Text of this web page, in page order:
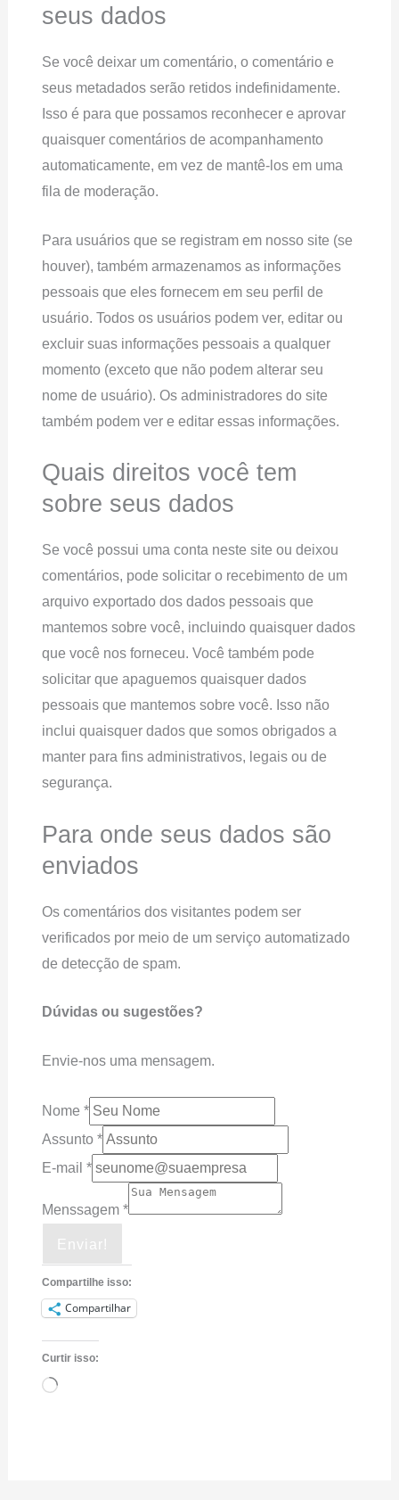
seus dados
Se você deixar um comentário, o comentário e
seus metadados serão retidos indefinidamente.
Isso é para que possamos reconhecer e aprovar
quaisquer comentários de acompanhamento
automaticamente, em vez de mantê-los em uma
fila de moderação.
Para usuários que se registram em nosso site (se
houver), também armazenamos as informações
pessoais que eles fornecem em seu perfil de
usuário. Todos os usuários podem ver, editar ou
excluir suas informações pessoais a qualquer
momento (exceto que não podem alterar seu
nome de usuário). Os administradores do site
também podem ver e editar essas informações.
Quais direitos você tem
sobre seus dados
Se você possui uma conta neste site ou deixou
comentários, pode solicitar o recebimento de um
arquivo exportado dos dados pessoais que
mantemos sobre você, incluindo quaisquer dados
que você nos forneceu. Você também pode
solicitar que apaguemos quaisquer dados
pessoais que mantemos sobre você. Isso não
inclui quaisquer dados que somos obrigados a
manter para fins administrativos, legais ou de
segurança.
Para onde seus dados são
enviados
Os comentários dos visitantes podem ser
verificados por meio de um serviço automatizado
de detecção de spam.
Dúvidas ou sugestões?
Envie-nos uma mensagem.
Nome*
Assunto*
E-mail*
Menssagem*
Enviar!
Compartilhe isso:
Compartilhar
Curtir isso:
Carregando...